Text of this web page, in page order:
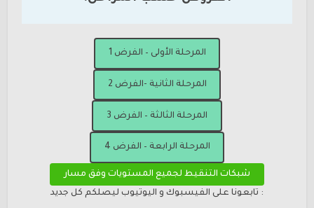
المرحلة الأولى – الفرض 1
المرحلة الثانية -الفرض 2
المرحلة الثالثة – الفرض 3
المرحلة الرابعة – الفرض 4
شبكات التنقيط لجميع المستويات وفق مسار
: تابعونا على الفيسبوك و اليوتيوب ليصلكم كل جديد